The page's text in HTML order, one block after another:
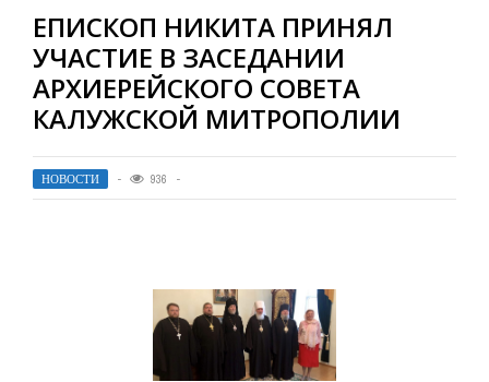
ЕПИСКОП НИКИТА ПРИНЯЛ
УЧАСТИЕ В ЗАСЕДАНИИ
АРХИЕРЕЙСКОГО СОВЕТА
КАЛУЖСКОЙ МИТРОПОЛИИ
НОВОСТИ 936